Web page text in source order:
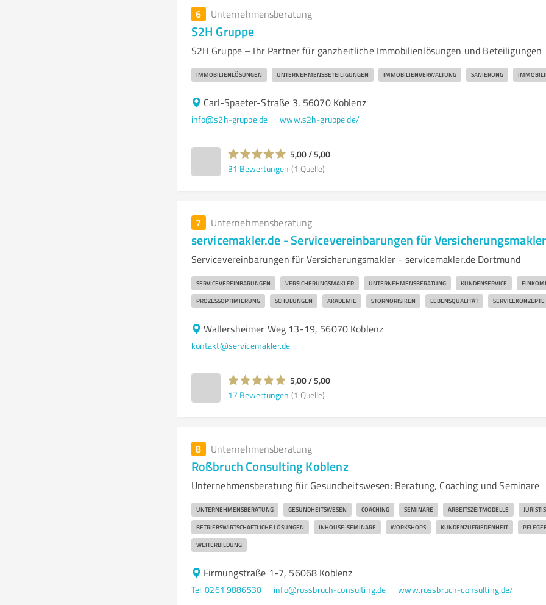
6 Unternehmensberatung
S2H Gruppe
S2H Gruppe – Ihr Partner für ganzheitliche Immobilienlösungen und Beteiligungen
IMMOBILIENLÖSUNGEN UNTERNEHMENSBETEILIGUNGEN IMMOBILIENVERWALTUNG SANIERUNG
Carl-Spaeter-Straße 3, 56070 Koblenz
info@s2h-gruppe.de www.s2h-gruppe.de/
5,00 / 5,00
31 Bewertungen (1 Quelle)
7 Unternehmensberatung
servicemakler.de - Servicevereinbarungen für Versicherungsmakler
Servicevereinbarungen für Versicherungsmakler - servicemakler.de Dortmund
SERVICEVEREINBARUNGEN VERSICHERUNGSMAKLER UNTERNEHMENSBERATUNG KUNDENSERVICE
PROZESSOPTIMIERUNG SCHULUNGEN AKADEMIE STORNORISIKEN LEBENSQUALITÄT SERVICEKONZEPTE
Wallersheimer Weg 13-19, 56070 Koblenz
kontakt@servicemakler.de
5,00 / 5,00
17 Bewertungen (1 Quelle)
8 Unternehmensberatung
Roßbruch Consulting Koblenz
Unternehmensberatung für Gesundheitswesen: Beratung, Coaching und Seminare
UNTERNEHMENSBERATUNG GESUNDHEITSWESEN COACHING SEMINARE ARBEITSZEITMODELLE
BETRIEBSWIRTSCHAFTLICHE LÖSUNGEN INHOUSE-SEMINARE WORKSHOPS KUNDENZUFRIEDENHEIT
WEITERBILDUNG
Firmungstraße 1-7, 56068 Koblenz
Tel. 0261 9886530 info@rossbruch-consulting.de www.rossbruch-consulting.de/